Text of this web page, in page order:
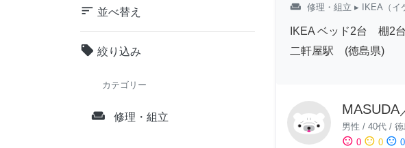
sort 並べ替え
local_offer 絞り込み
カテゴリー
weekend 修理・組立
weekend 修理・組立 ▸ IKEA（イ
IKEA ベッド2台 棚2
二軒屋駅 (徳島県)
MASUDA
男性 / 40代 / 徳
sentiment_satisfied 0 sentiment_neutral 0 sentiment_dissatisfied 0